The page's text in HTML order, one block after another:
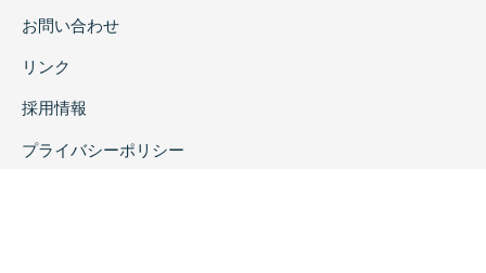
お問い合わせ
リンク
採用情報
プライバシーポリシー